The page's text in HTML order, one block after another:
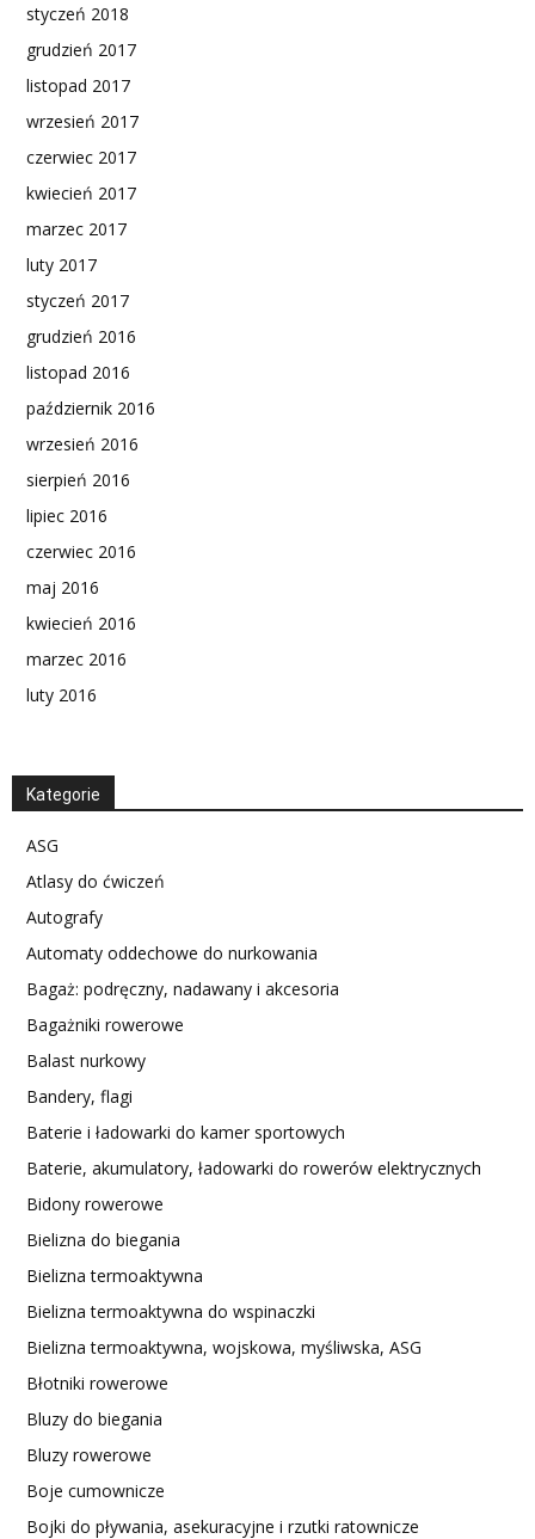
styczeń 2018
grudzień 2017
listopad 2017
wrzesień 2017
czerwiec 2017
kwiecień 2017
marzec 2017
luty 2017
styczeń 2017
grudzień 2016
listopad 2016
październik 2016
wrzesień 2016
sierpień 2016
lipiec 2016
czerwiec 2016
maj 2016
kwiecień 2016
marzec 2016
luty 2016
Kategorie
ASG
Atlasy do ćwiczeń
Autografy
Automaty oddechowe do nurkowania
Bagaż: podręczny, nadawany i akcesoria
Bagażniki rowerowe
Balast nurkowy
Bandery, flagi
Baterie i ładowarki do kamer sportowych
Baterie, akumulatory, ładowarki do rowerów elektrycznych
Bidony rowerowe
Bielizna do biegania
Bielizna termoaktywna
Bielizna termoaktywna do wspinaczki
Bielizna termoaktywna, wojskowa, myśliwska, ASG
Błotniki rowerowe
Bluzy do biegania
Bluzy rowerowe
Boje cumownicze
Bojki do pływania, asekuracyjne i rzutki ratownicze